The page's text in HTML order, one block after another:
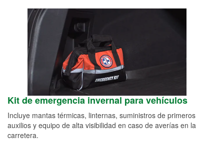
Kit de emergencia invernal para vehículos
Incluye mantas térmicas, linternas, suministros de primeros
auxilios y equipo de alta visibilidad en caso de averías en la
carretera.